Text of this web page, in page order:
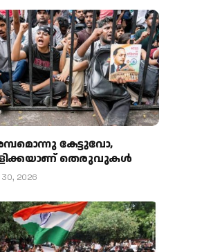
കേട്ടുവോ,
തെരുവുകള്‍
30, 2026